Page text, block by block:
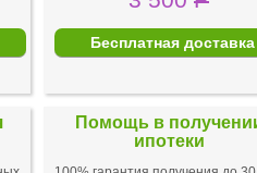
Бесплатная доставка
Помощь в
ипотеки